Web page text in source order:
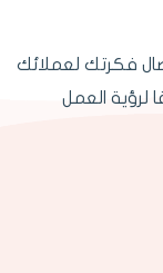
فكرتك لعملائك
لرؤية العمل